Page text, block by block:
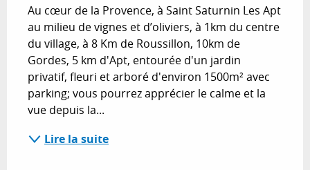
Au cœur de la Provence, à Saint Saturnin Les Apt
au milieu de vignes et d’oliviers, à 1km du centre
du village, à 8 Km de Roussillon, 10km de
Gordes, 5 km d'Apt, entourée d'un jardin
privatif, fleuri et arboré d'environ 1500m² avec
parking; vous pourrez apprécier le calme et la
vue depuis la...
Lire la suite